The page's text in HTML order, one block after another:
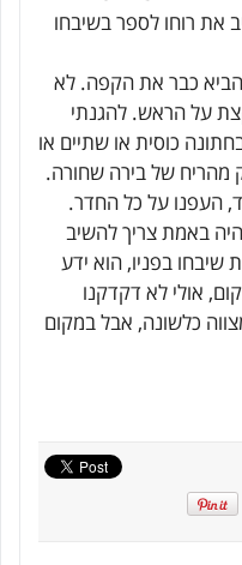
את רוחו לספר בשיבחו
להביא כבר את הקפה. לא
על הראש. להגנתי
כוסית או שתיים או
של בירה שחורה.
העפנו על כל החדר.
באמת צריך להשיב
שיבחו בפניו, הוא ידע
אולי לא דקדקנו
כלשונה, אבל במקום